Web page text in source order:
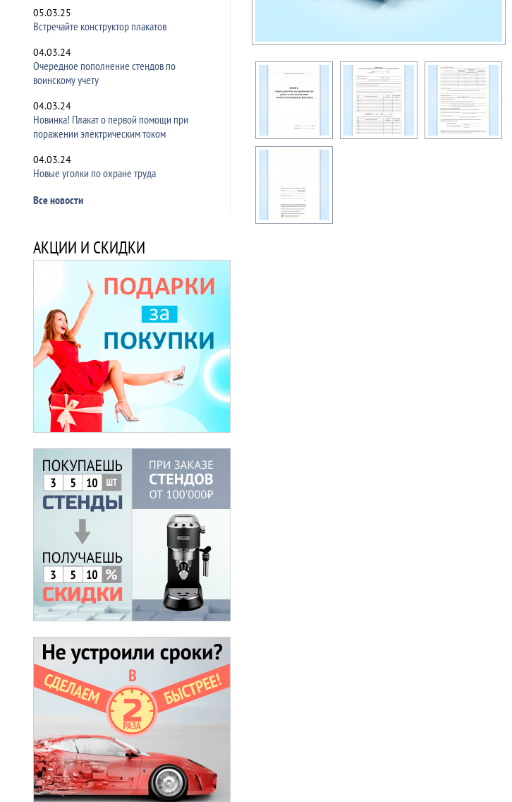
05.03.25
Встречайте конструктор плакатов
04.03.24
Очередное пополнение стендов по
воинскому учету
04.03.24
Новинка! Плакат о первой помощи при
поражении электрическим током
04.03.24
Новые уголки по охране труда
Все новости
АКЦИИ И СКИДКИ